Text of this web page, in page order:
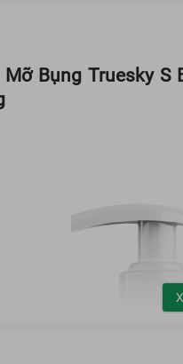
Mỡ Bụng Truesky S